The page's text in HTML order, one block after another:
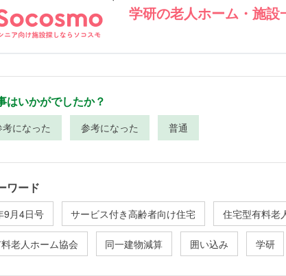
学研の老人ホーム・施設
はいかがでしたか？
になった 参考になった 普通
ワード
9月4日号 サービス付き高齢者向け住宅 住宅型有料老
老人ホーム協会 同一建物減算 囲い込み 学研